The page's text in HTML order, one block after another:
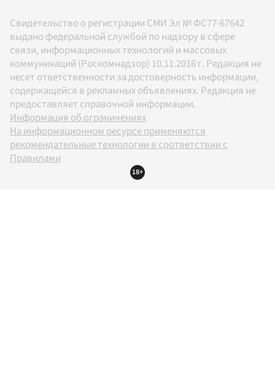
Свидетельство о регистрации СМИ Эл № ФС77-67642
выдано федеральной службой по надзору в сфере
связи, информационных технологий и массовых
коммуникаций (Роскомнадзор) 10.11.2016 г. Редакция не
несет ответственности за достоверность информации,
содержащейся в рекламных объявлениях. Редакция не
предоставляет справочной информации.
Информация об ограничениях
На информационном ресурсе применяются
рекомендательные технологии в соответствии с
Правилами
18+